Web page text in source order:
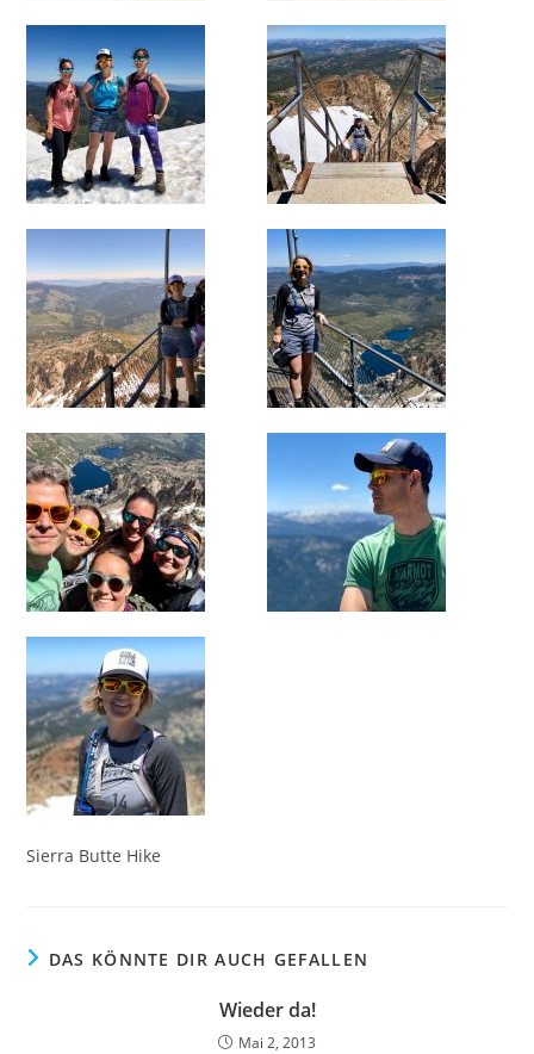
Sierra Butte Hike
DAS KÖNNTE DIR AUCH GEFALLEN
Wieder da!
Mai 2, 2013